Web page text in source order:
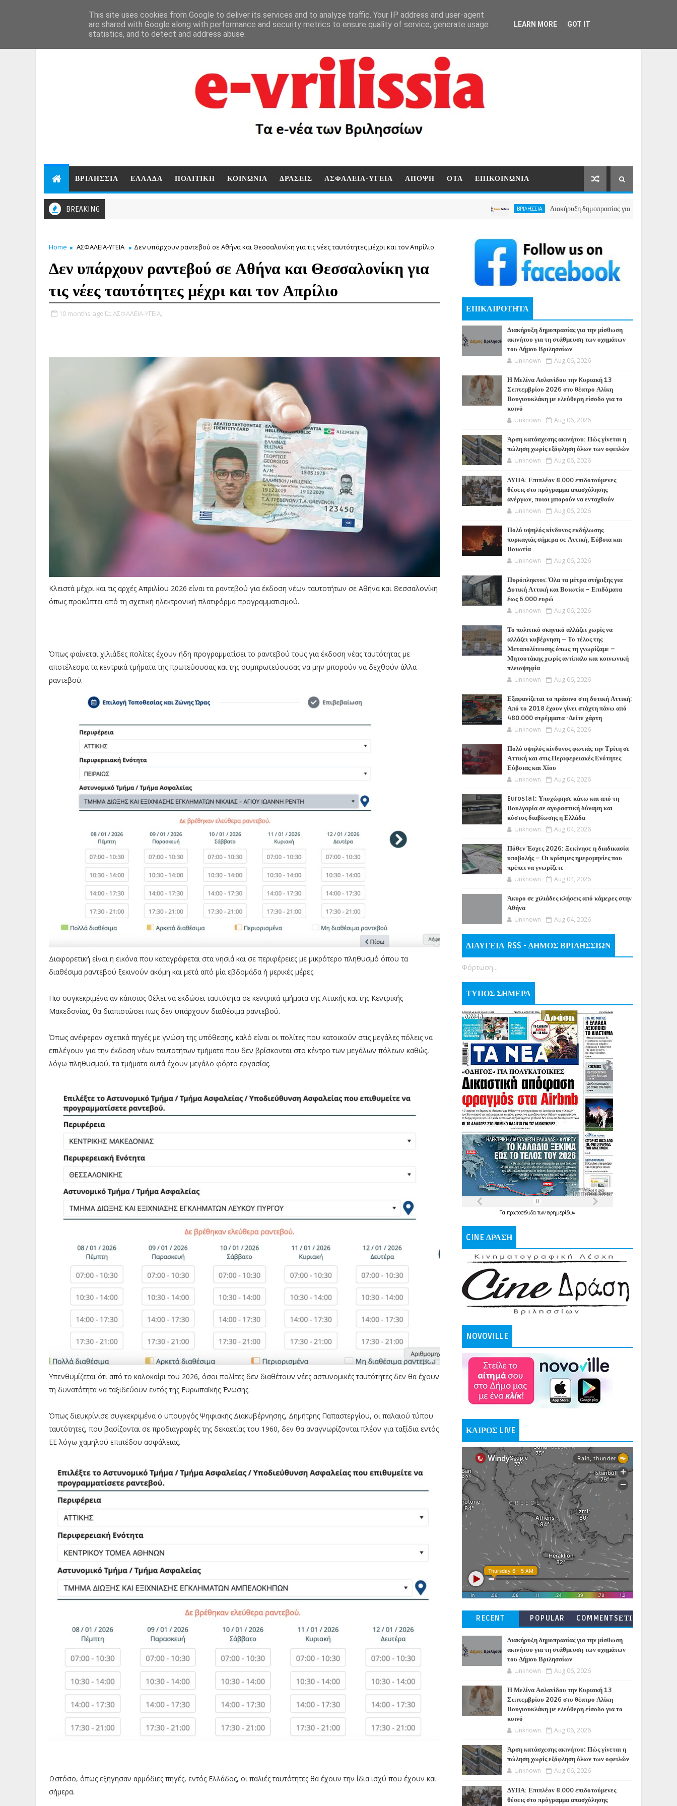
ΒΡΙΛΗΣΣΙΑ ΕΛΛΑΔΑ ΠΟΛΙΤΙΚΗ ΚΟΙΝΩΝΙΑ ΔΡΑΣΕΙΣ ΑΣΦΑΛΕΙΑ-ΥΓΕΙΑ ΑΠΟΨΗ ΟΤΑ ΕΠΙΚΟΙΝΩΝΙΑ
BREAKING ΒΡΙΛΗΣΣΙΑ Διακήρυξη δημοπρασίας για την μίσθωση ακινήτου
Home ΑΣΦΑΛΕΙΑ-ΥΓΕΙΑ Δεν υπάρχουν ραντεβού σε Αθήνα και Θεσσαλονίκη για τις νέες ταυτότητες μέχρι και τον Απρίλιο
Δεν υπάρχουν ραντεβού σε Αθήνα και Θεσσαλονίκη για
τις νέες ταυτότητες μέχρι και τον Απρίλιο
10 months ago ΑΣΦΑΛΕΙΑ-ΥΓΕΙΑ,
Κλειστά μέχρι και τις αρχές Απριλίου 2026 είναι τα ραντεβού για έκδοση νέων ταυτοτήτων σε Αθήνα και Θεσσαλονίκη
όπως προκύπτει από τη σχετική ηλεκτρονική πλατφόρμα προγραμματισμού.
Όπως φαίνεται χιλιάδες πολίτες έχουν ήδη προγραμματίσει το ραντεβού τους για έκδοση νέας ταυτότητας με
αποτέλεσμα τα κεντρικά τμήματα της πρωτεύουσας και της συμπρωτεύουσας να μην μπορούν να δεχθούν άλλα
ραντεβού.
Διαφορετική είναι η εικόνα που καταγράφεται στα νησιά και σε περιφέρειες με μικρότερο πληθυσμό όπου τα
διαθέσιμα ραντεβού ξεκινούν ακόμη και μετά από μία εβδομάδα ή μερικές μέρες.
Πιο συγκεκριμένα αν κάποιος θέλει να εκδώσει ταυτότητα σε κεντρικά τμήματα της Αττικής και της Κεντρικής
Μακεδονίας, θα διαπιστώσει πως δεν υπάρχουν διαθέσιμα ραντεβού.
Όπως ανέφεραν σχετικά πηγές με γνώση της υπόθεσης, καλό είναι οι πολίτες που κατοικούν στις μεγάλες πόλεις να
επιλέγουν για την έκδοση νέων ταυτοτήτων τμήματα που δεν βρίσκονται στο κέντρο των μεγάλων πόλεων καθώς,
λόγω πληθυσμού, τα τμήματα αυτά έχουν μεγάλο φόρτο εργασίας.
Υπενθυμίζεται ότι από το καλοκαίρι του 2026, όσοι πολίτες δεν διαθέτουν νέες αστυνομικές ταυτότητες δεν θα έχουν
τη δυνατότητα να ταξιδεύουν εντός της Ευρωπαϊκής Ένωσης.
Όπως διευκρίνισε συγκεκριμένα ο υπουργός Ψηφιακής Διακυβέρνησης, Δημήτρης Παπαστεργίου, οι παλαιού τύπου
ταυτότητες, που βασίζονται σε προδιαγραφές της δεκαετίας του 1960, δεν θα αναγνωρίζονται πλέον για ταξίδια εντός
ΕΕ λόγω χαμηλού επιπέδου ασφάλειας.
Ωστόσο, όπως εξήγησαν αρμόδιες πηγές, εντός Ελλάδος, οι παλιές ταυτότητες θα έχουν την ίδια ισχύ που έχουν και
σήμερα.
ΕΠΙΚΑΙΡΟΤΗΤΑ
Διακήρυξη δημοπρασίας για την μίσθωση
ακινήτου για τη στάθμευση των οχημάτων
του Δήμου Βριλησσίων
Unknown Aug 06, 2026
Η Μελίνα Ασλανίδου την Kυριακή 13
Σεπτεμβρίου 2026 στο θέατρο Αλίκη
Βουγιουκλάκη με ελεύθερη είσοδο για το
κοινό
Unknown Aug 06, 2026
Άρση κατάσχεσης ακινήτου: Πώς γίνεται η
πώληση χωρίς εξόφληση όλων των οφειλών
Unknown Aug 06, 2026
ΔΥΠΑ: Επιπλέον 8.000 επιδοτούμενες
θέσεις στο πρόγραμμα απασχόλησης
ανέργων, ποιοι μπορούν να ενταχθούν
Unknown Aug 06, 2026
Πολύ υψηλός κίνδυνος εκδήλωσης
πυρκαγιάς σήμερα σε Αττική, Εύβοια και
Βοιωτία
Unknown Aug 06, 2026
Πυρόπληκτοι: Όλα τα μέτρα στήριξης για
Δυτική Αττική και Βοιωτία – Επιδόματα
έως 6.000 ευρώ
Unknown Aug 06, 2026
Το πολιτικό σκηνικό αλλάζει χωρίς να
αλλάζει κυβέρνηση – Το τέλος της
Μεταπολίτευσης όπως τη γνωρίζαμε –
Μητσοτάκης χωρίς αντίπαλο και κοινωνική
πλειοψηφία
Unknown Aug 06, 2026
Εξαφανίζεται το πράσινο στη δυτική Αττική:
Από το 2018 έχουν γίνει στάχτη πάνω από
480.000 στρέμματα -Δείτε χάρτη
Unknown Aug 04, 2026
Πολύ υψηλός κίνδυνος φωτιάς την Τρίτη σε
Αττική και στις Περιφερειακές Ενότητες
Εύβοιας και Χίου
Unknown Aug 04, 2026
Eurostat: Υποχώρησε κάτω και από τη
Βουλγαρία σε αγοραστική δύναμη και
κόστος διαβίωσης η Ελλάδα
Unknown Aug 04, 2026
Πόθεν Έσχες 2026: Ξεκίνησε η διαδικασία
υποβολής – Οι κρίσιμες ημερομηνίες που
πρέπει να γνωρίζετε
Unknown Aug 04, 2026
Άκυρο σε χιλιάδες κλήσεις από κάμερες στην
Αθήνα
Unknown Aug 04, 2026
ΔΙΑΥΓΕΙΑ RSS - ΔΗΜΟΣ ΒΡΙΛΗΣΣΙΩΝ
Φόρτωση...
ΤΥΠΟΣ ΣΗΜΕΡΑ
Τα πρωτοσέλιδατων εφημερίδων
CINE ΔΡΑΣΗ
NOVOVILLE
ΚΑΙΡΟΣ LIVE
RECENT POPULAR
COMMENTSΕΤΙ
Διακήρυξη δημοπρασίας για την μίσθωση
ακινήτου για τη στάθμευση των οχημάτων
του Δήμου Βριλησσίων
Unknown Aug 06, 2026
Η Μελίνα Ασλανίδου την Kυριακή 13
Σεπτεμβρίου 2026 στο θέατρο Αλίκη
Βουγιουκλάκη με ελεύθερη είσοδο για το
κοινό
Unknown Aug 06, 2026
Άρση κατάσχεσης ακινήτου: Πώς γίνεται η
πώληση χωρίς εξόφληση όλων των οφειλών
Unknown Aug 06, 2026
ΔΥΠΑ: Επιπλέον 8.000 επιδοτούμενες
θέσεις στο πρόγραμμα απασχόλησης
This site uses cookies from Google to deliver its services and to analyze traffic. Your IP address and user-agent
are shared with Google along with performance and security metrics to ensure quality of service, generate usage
statistics, and to detect and address abuse.
LEARN MORE GOT IT